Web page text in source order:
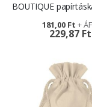
229,87 Ft
181,00 Ft